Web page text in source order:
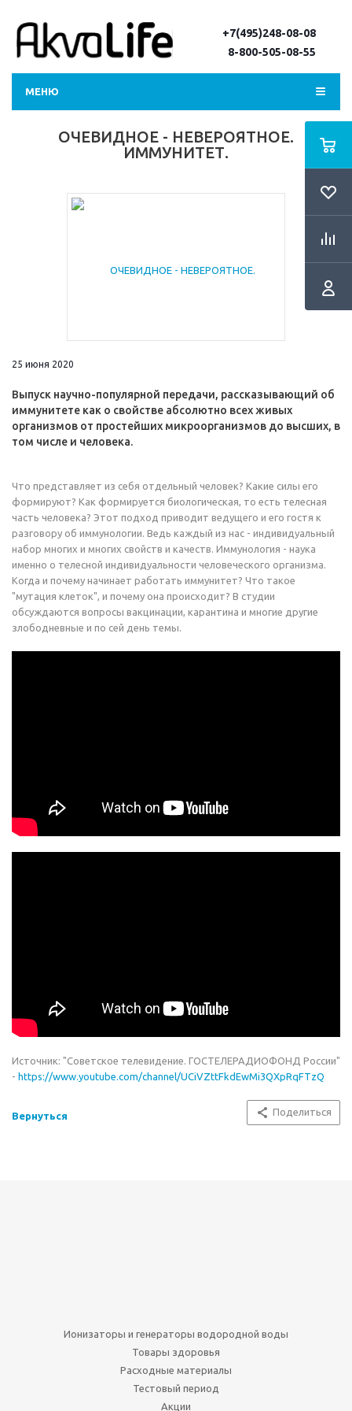
+7(495)248-08-08
8-800-505-08-55
МЕНЮ
ОЧЕВИДНОЕ - НЕВЕРОЯТНОЕ.
ИММУНИТЕТ.
25 июня 2020
Выпуск научно-популярной передачи, рассказывающий об
иммунитете как о свойстве абсолютно всех живых
организмов от простейших микроорганизмов до высших, в
том числе и человека.
Что представляет из себя отдельный человек? Какие силы его
формируют? Как формируется биологическая, то есть телесная
часть человека? Этот подход приводит ведущего и его гостя к
разговору об иммунологии. Ведь каждый из нас - индивидуальный
набор многих и многих свойств и качеств. Иммунология - наука
именно о телесной индивидуальности человеческого организма.
Когда и почему начинает работать иммунитет? Что такое
"мутация клеток", и почему она происходит? В студии
обсуждаются вопросы вакцинации, карантина и многие другие
злободневные и по сей день темы.
Источник: "Советское телевидение. ГОСТЕЛЕРАДИОФОНД России"
- https://www.youtube.com/channel/UCiVZttFkdEwMi3QXpRqFTzQ
Вернуться Поделиться
Ионизаторы и генераторы водородной воды
Товары здоровья
Расходные материалы
Тестовый период
Акции